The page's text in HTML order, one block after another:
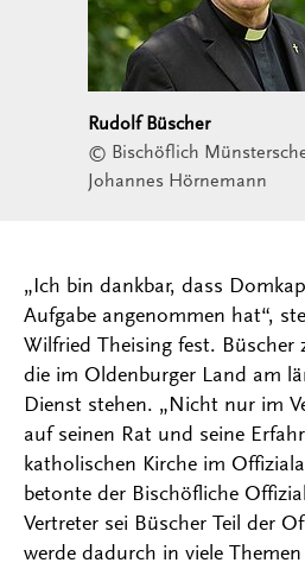
Rudolf Büscher
© Bischöflich
Johannes Hörnemann
„Ich bin dankbar, dass
Aufgabe angenommen hat“,
Wilfried Theising fest. Büscher
die im Oldenburger Land am
Dienst stehen. „Nicht nur im
auf seinen Rat und seine
katholischen Kirche im
betonte der Bischöfliche
Vertreter sei Büscher Teil der
werde dadurch in viele